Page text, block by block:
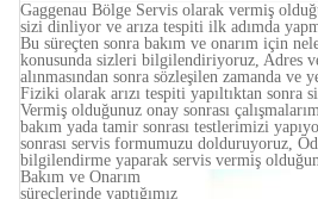
Gaggenau Bölge Servis olarak vermiş
sizi dinliyor ve arıza tespiti ilk adımda
Bu süreçten sonra bakım ve onarım için
konusunda sizleri bilgilendiriyoruz, Adres
alınmasından sonra sözleşilen zamanda
Fiziki olarak arızı tespiti yapıltıktan
Vermiş olduğunuz onay sonrası
bakım yada tamir sonrası testlerimizi
sonrası servis formumuzu dolduruyoruz,
bilgilendirme yaparak servis vermiş
Bakım ve Onarım
süreçlerinde yaptığımız